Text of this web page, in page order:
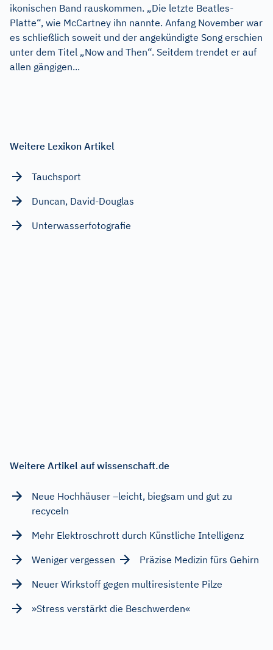
ikonischen Band rauskommen. „Die letzte Beatles-
Platte“, wie McCartney ihn nannte. Anfang November war
es schließlich soweit und der angekündigte Song erschien
unter dem Titel „Now and Then“. Seitdem trendet er auf
allen gängigen...
Weitere Lexikon Artikel
Tauchsport
Duncan, David-Douglas
Unterwasserfotografie
Weitere Artikel auf wissenschaft.de
Neue Hochhäuser –leicht, biegsam und gut zu
recyceln
Mehr Elektroschrott durch Künstliche Intelligenz
Weniger vergessen
Präzise Medizin fürs Gehirn
Neuer Wirkstoff gegen multiresistente Pilze
»Stress verstärkt die Beschwerden«